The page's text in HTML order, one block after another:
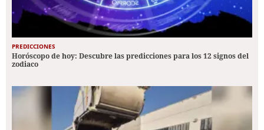
PREDICCIONES
Horóscopo de hoy: Descubre las predicciones para los 12 signos del
zodiaco